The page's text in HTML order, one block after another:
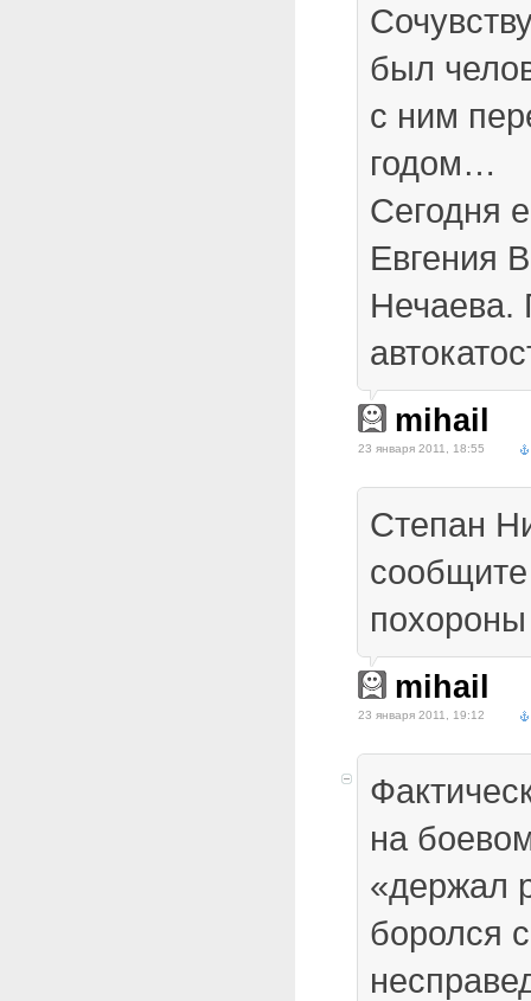
был
с ним
годом…
Сегодня
Евгения
Нечаева.
mihail
23 января 2011, 18:55
Степан
сообщите
похороны
mihail
23 января 2011, 19:12
на
«держал
боролся с